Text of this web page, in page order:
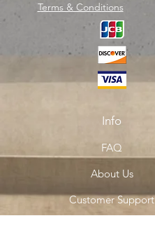
Terms & Conditions
Info
FAQ
About Us
Customer Support